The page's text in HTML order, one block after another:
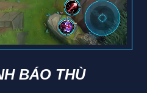
BÁO THÙ